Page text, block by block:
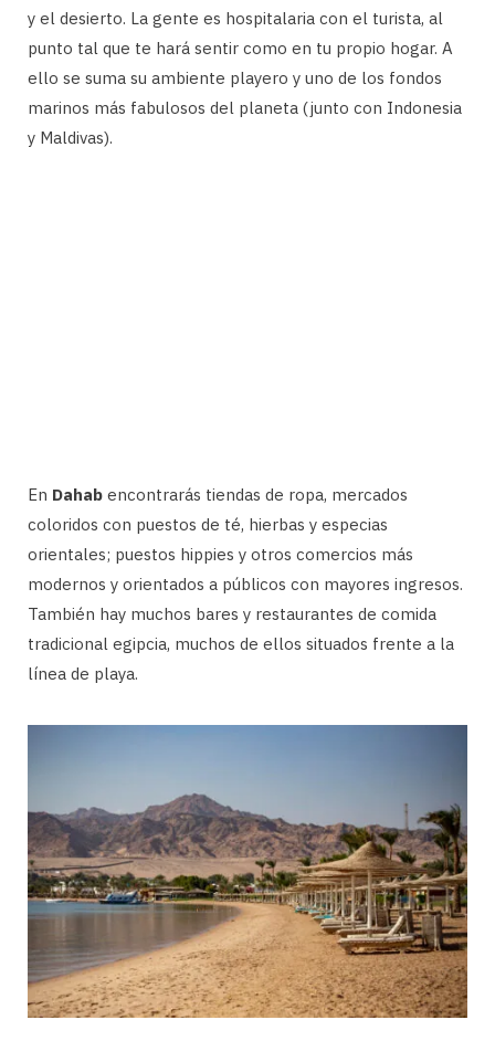
y el desierto. La gente es hospitalaria con el turista, al
punto tal que te hará sentir como en tu propio hogar. A
ello se suma su ambiente playero y uno de los fondos
marinos más fabulosos del planeta (junto con Indonesia
y Maldivas).
En Dahab encontrarás tiendas de ropa, mercados
coloridos con puestos de té, hierbas y especias
orientales; puestos hippies y otros comercios más
modernos y orientados a públicos con mayores ingresos.
También hay muchos bares y restaurantes de comida
tradicional egipcia, muchos de ellos situados frente a la
línea de playa.